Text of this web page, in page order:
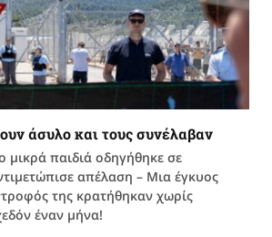
άσυλο και τους συνέλαβαν
μικρά παιδιά οδηγήθηκε σε
απέλαση – Μια έγκυος
της κρατήθηκαν χωρίς
έναν μήνα!